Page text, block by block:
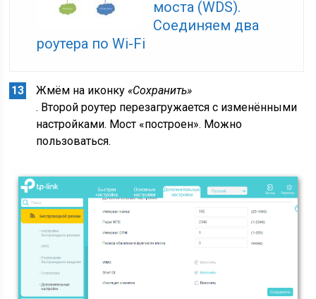
моста (WDS).
Соединяем два
роутера по Wi-Fi
Жмём на иконку«Сохранить»
. Второй роутер перезагружается с изменёнными
настройками. Мост «построен». Можно
пользоваться.